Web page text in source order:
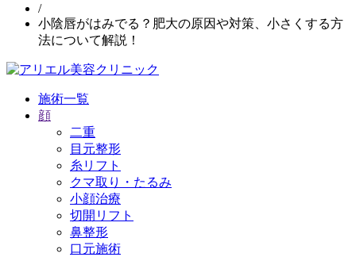
/
小陰唇がはみでる？肥大の原因や対策、小さくする方
法について解説！
施術一覧
顔
二重
目元整形
糸リフト
クマ取り・たるみ
小顔治療
切開リフト
鼻整形
口元施術